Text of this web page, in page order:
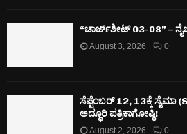
“ಚಾರ್ಜ್‌ಶೀಟ್ 03-08” –
August 3, 2026 0
ಸೆಪ್ಟೆಂಬರ್ 12, 13ಕ್ಕೆ ಸೈಮಾ
ಅದ್ಧೂರಿ ಪತ್ರಿಕಾಗೋಷ್ಠಿ!
August 2, 2026 0